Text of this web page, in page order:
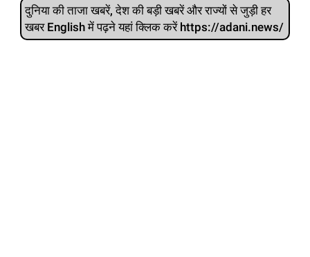
दुनिया की ताजा खबरें, देश की बड़ी खबरें और राज्‍यों से जुड़ी हर
खबर English में पढ़ने यहां क्लिक करें https://adani.news/